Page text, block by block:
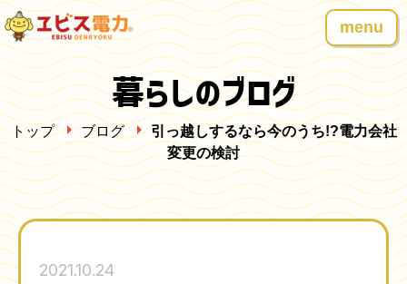
menu
暮らしのブログ
トップ ブログ
引っ越しするなら今のうち!?電力会社
変更の検討
2021.10.24